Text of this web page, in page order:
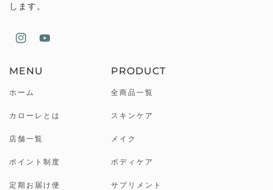
します。
MENU
ホーム
カローレとは
店舗一覧
ポイント制度
定期お届け便
PRODUCT
全商品一覧
スキンケア
メイク
ボディケア
サプリメント